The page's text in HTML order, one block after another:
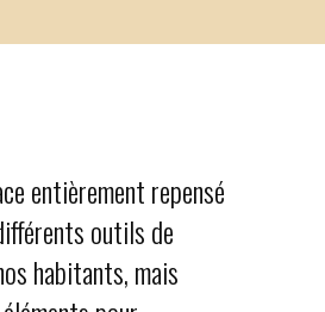
entièrement repensé
outils de
habitants, mais